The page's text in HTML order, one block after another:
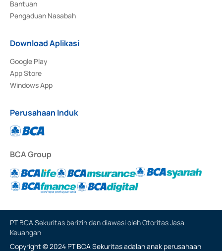
Bantuan
Pengaduan Nasabah
Download Aplikasi
Google Play
App Store
Windows App
Perusahaan Induk
BCA Group
PT BCA Sekuritas berizin dan diawasi oleh Otoritas Jasa
Keuangan
Copyright © 2024 PT BCA Sekuritas adalah anak perusahaan